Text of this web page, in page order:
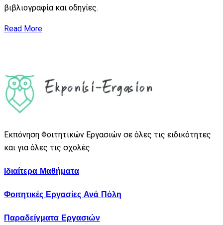
βιβλιογραφία και οδηγίες.
Read More
Εκπόνηση Φοιτητικών Εργασιών σε όλες τις ειδικότητες
και για όλες τις σχολές
Ιδιαίτερα Μαθήματα
Φοιτητικές Εργασίες Ανά Πόλη
Παραδείγματα Εργασιών